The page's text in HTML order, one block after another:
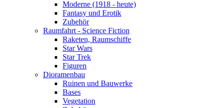
Moderne (1918 - heute)
Fantasy und Erotik
Zubehör
Raumfahrt - Science Fiction
Raketen, Raumschiffe
Star Wars
Star Trek
Figuren
Dioramenbau
Ruinen und Bauwerke
Bases
Vegetation